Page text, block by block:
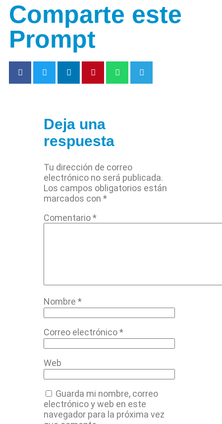
Comparte este
Prompt
Deja una
respuesta
Tu dirección de correo
electrónico no será publicada.
Los campos obligatorios están
marcados con*
Comentario*
Nombre*
Correo electrónico*
Web
Guarda mi nombre, correo
electrónico y web en este
navegador para la próxima vez